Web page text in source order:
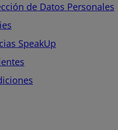
de Datos Personales
SpeakUp